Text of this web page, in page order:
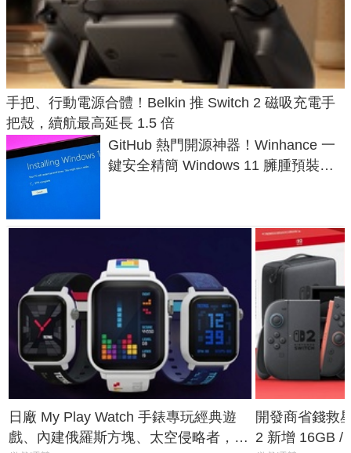
手把、行動電源合體！Belkin 推 Switch 2 磁吸充電手
把殼，續航最高延長 1.5 倍
GitHub 熱門開源神器！Winhance 一
鍵安全精簡 Windows 11 臃腫預裝軟
日廠 My Play Watch 手錶專玩經典遊
戲、內建俄羅斯方塊、太空侵略者，不
開發商省錢救
2 新增 16GB /